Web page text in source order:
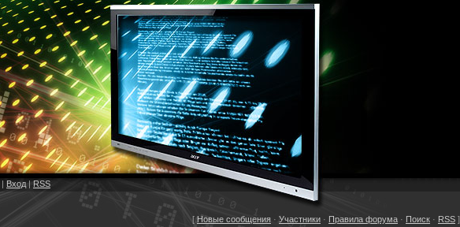
| Вход|RSS
[Новые сообщения · Участники · Правила форума · Поиск · RSS ]